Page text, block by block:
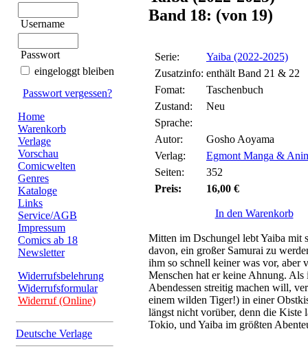
Username
Passwort
eingeloggt bleiben
Passwort vergessen?
Home
Warenkorb
Verlage
Vorschau
Comicwelten
Genres
Kataloge
Links
Service/AGB
Impressum
Comics ab 18
Newsletter
Widerrufsbelehrung
Widerrufsformular
Widerruf (Online)
Deutsche Verlage
Band 18: (von 19)
Serie:
Yaiba (2022-2025)
Zusatzinfo: enthält Band 21 & 22
Fomat:
Taschenbuch
Zustand:
Neu
Sprache:
Autor:
Gosho Aoyama
Verlag:
Egmont Manga &
Seiten:
352
Preis:
16,00 €
In den Warenkorb
Mitten im Dschungel lebt Yaiba mit
davon, ein großer Samurai zu
ihm so schnell keiner was vor, aber
Menschen hat er keine Ahnung.
Abendessen streitig machen will,
einem wilden Tiger!) in einer
längst nicht vorüber, denn die Kiste
Tokio, und Yaiba im größten